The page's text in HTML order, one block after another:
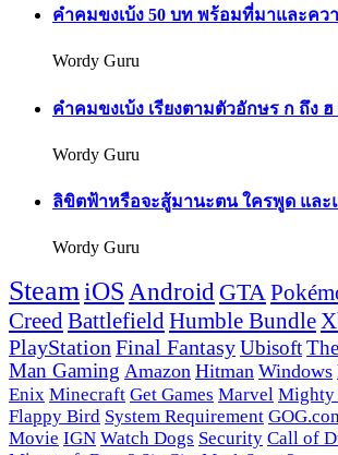
คำคมขงเบ้ง 50 บท พร้อมที่มาและคว
Wordy Guru
คำคมขงเบ้ง เรียงตามตัวอักษร ก ถึง
Wordy Guru
ลิขิตฟ้าหรือจะสู้มานะตน ใครพูด และ
Wordy Guru
SteamiOSAndroid GTA
CreedBattlefieldHumble Bundle
PlayStation Final FantasyUbisoft
Man Gaming Amazon Hitman Windows
Enix Minecraft Get Games Marvel Mighty
Flappy Bird System Requirement
Movie IGN Watch Dogs Security Call of